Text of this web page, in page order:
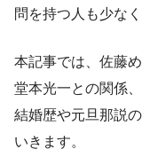
問を持つ人も少な
本記事では、佐藤
堂本光一との関係
結婚歴や元旦那説
いきます。